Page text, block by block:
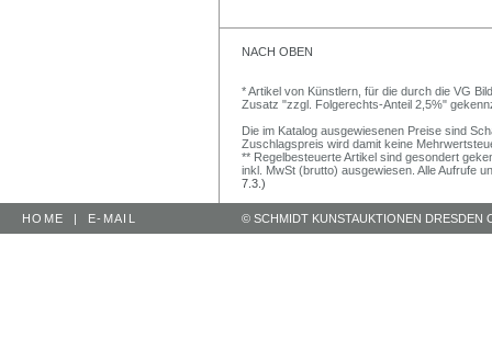
NACH OBEN
* Artikel von Künstlern, für die durch die VG
Zusatz "zzgl. Folgerechts-Anteil 2,5%"
Die im Katalog ausgewiesenen Preise sind
Zuschlagspreis wird damit keine
** Regelbesteuerte Artikel sind gesondert
inkl. MwSt (brutto) ausgewiesen. Alle Aufrufe
7.3.)
HOME | E-MAIL © SCHMIDT KUNSTAUKTIONEN DRESDEN